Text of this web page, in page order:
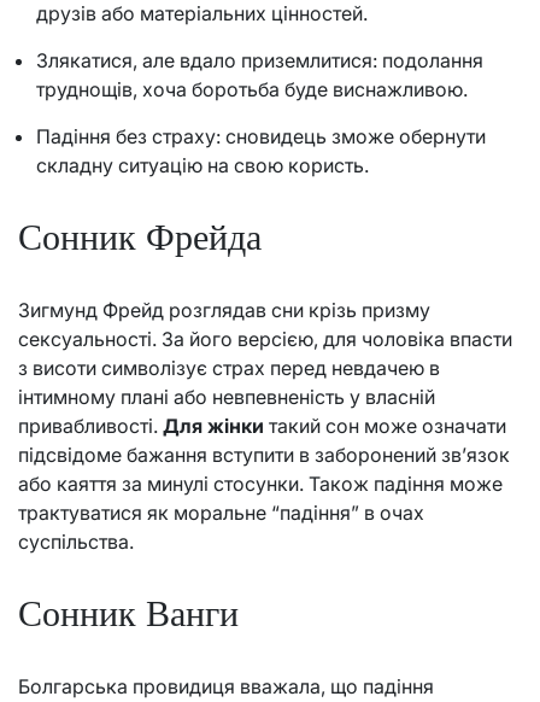
друзів або матеріальних цінностей.
Злякатися, але вдало приземлитися: подолання
труднощів, хоча боротьба буде виснажливою.
Падіння без страху: сновидець зможе обернути
складну ситуацію на свою користь.
Сонник Фрейда
Зигмунд Фрейд розглядав сни крізь призму
сексуальності. За його версією, для чоловіка впасти
з висоти символізує страх перед невдачею в
інтимному плані або невпевненість у власній
привабливості. Для жінки такий сон може означати
підсвідоме бажання вступити в заборонений зв’язок
або каяття за минулі стосунки. Також падіння може
трактуватися як моральне “падіння” в очах
суспільства.
Сонник Ванги
Болгарська провидиця вважала, що падіння